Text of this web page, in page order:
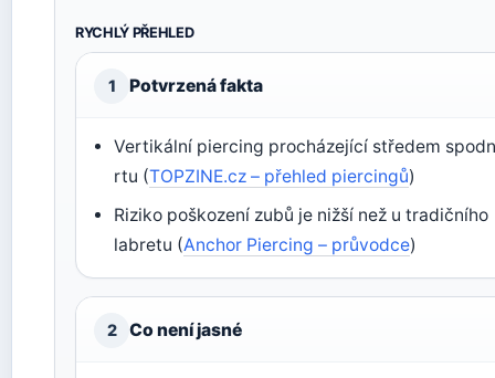
RYCHLÝ PŘEHLED
1 Potvrzená fakta
Vertikální piercing procházející středem
rtu (TOPZINE.cz – přehled piercingů)
Riziko poškození zubů je nižší než u tradičního
labretu (Anchor Piercing – průvodce)
2 Co není jasné